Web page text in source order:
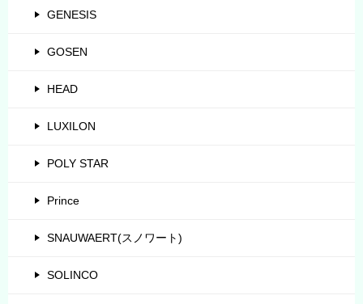
GENESIS
GOSEN
HEAD
LUXILON
POLY STAR
Prince
SNAUWAERT(スノワート)
SOLINCO